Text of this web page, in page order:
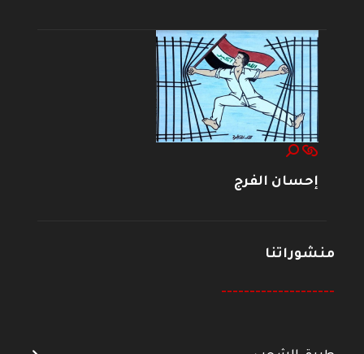
إحسان الفرج
منشوراتنا
--------------------